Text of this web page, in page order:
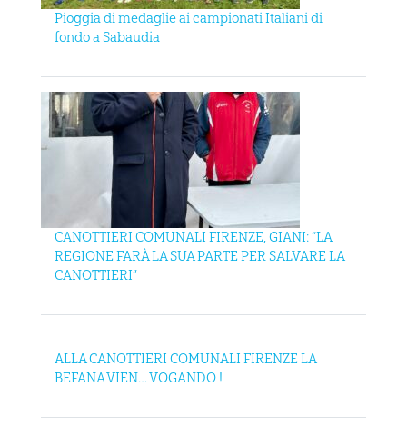
Pioggia di medaglie ai campionati Italiani di
fondo a Sabaudia
CANOTTIERI COMUNALI FIRENZE, GIANI: “LA
REGIONE FARÀ LA SUA PARTE PER SALVARE LA
CANOTTIERI”
ALLA CANOTTIERI COMUNALI FIRENZE LA
BEFANA VIEN… VOGANDO !